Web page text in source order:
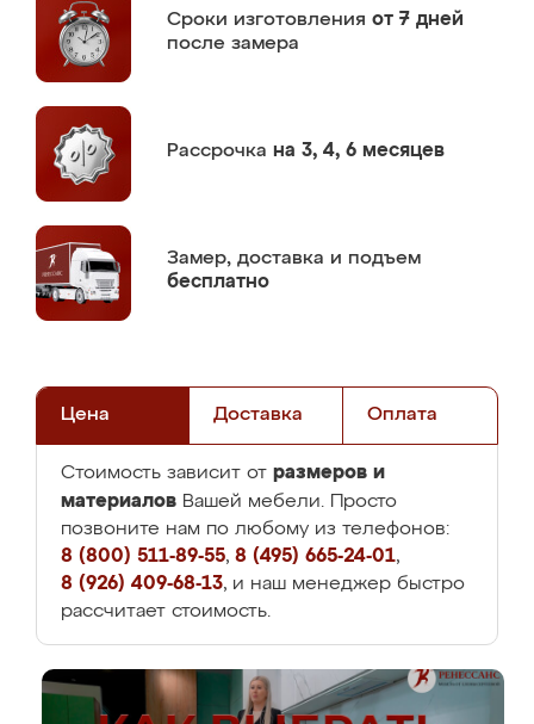
Сроки изготовления от 7 дней
после замера
Рассрочка на 3, 4, 6 месяцев
Замер, доставка и подъем
бесплатно
Цена Доставка Оплата
Стоимость зависит от размеров и
материалов Вашей мебели. Просто
позвоните нам по любому из телефонов:
8 (800) 511-89-55, 8 (495) 665-24-01,
8 (926) 409-68-13, и наш менеджер быстро
рассчитает стоимость.